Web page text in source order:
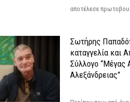
αποτέλεσε
Σωτήρης
καταγγελία και
Σύλλογο “Μέγας
Αλεξάνδρειας”